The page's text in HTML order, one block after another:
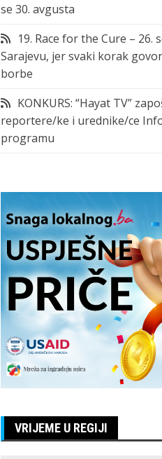
se 30. avgusta
19. Race for the Cure – 26.
Sarajevu, jer svaki korak
borbe
KONKURS: “Hayat TV”
reportere/ke i urednike/ce
programu
VRIJEME U REGIJI